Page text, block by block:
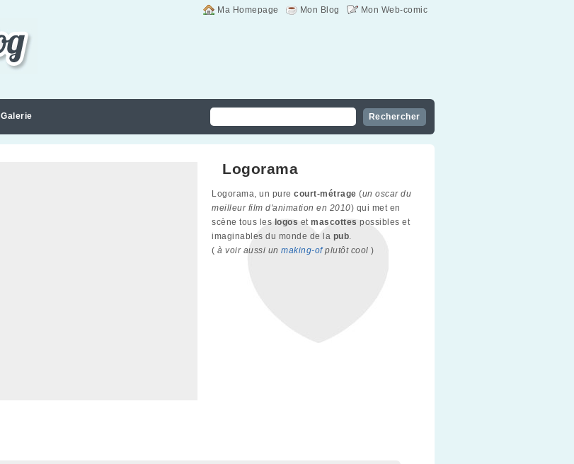
Mon Web-comic
Mon Blog
Ma Homepage
Galerie
Logorama
Logorama, un pure court-métrage (un oscar du
meilleur film d'animation en 2010) qui met en
scène tous les logos et mascottes possibles et
imaginables du monde de la pub.
( à voir aussi un making-ofplutôt cool )